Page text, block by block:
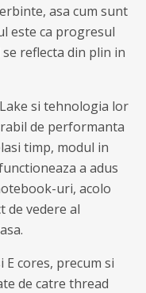
asa cum sunt
este ca progresul
reflecta din plin in
si tehnologia lor
de performanta
timp, modul in
a adus
uri, acolo
de vedere al
cores, precum si
de catre thread